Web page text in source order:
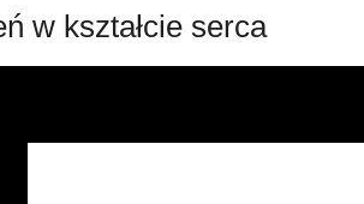
w kształcie serca